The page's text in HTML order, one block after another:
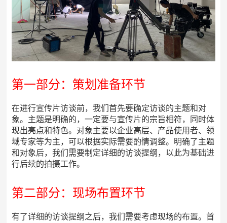
第一部分：策划准备环节
在进行宣传片访谈前，我们首先要确定访谈的主题和对
象。主题是明确的，一定要与宣传片的宗旨相符，同时体
现出亮点和特色。对象主要以企业高层、产品使用者、领
域专家等为主，可以根据实际需要酌情调整。明确了主题
和对象后，我们需要制定详细的访谈提纲，以此为基础进
行后续的拍摄工作。
第二部分：现场布置环节
有了详细的访谈提纲之后，我们需要考虑现场的布置。首